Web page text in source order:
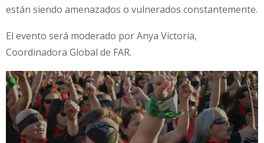
están siendo amenazados o vulnerados constantemente.
El evento será moderado por Anya Victoria,
Coordinadora Global de FAR.